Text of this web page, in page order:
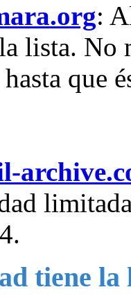
:
lista. No
que
tiene la